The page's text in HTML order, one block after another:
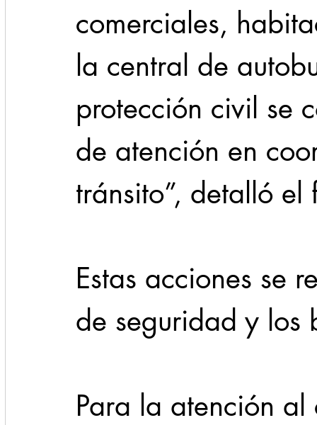
comerciales,
la central de
protección civil se
de atención en
tránsito”, detalló el
Estas acciones se
de seguridad y los
Para la atención